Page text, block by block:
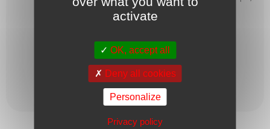
arômes, colorants: E104,E ...
Lire plus
activate
OK, accept all
Deny all cookies
Personalize
Privacy policy